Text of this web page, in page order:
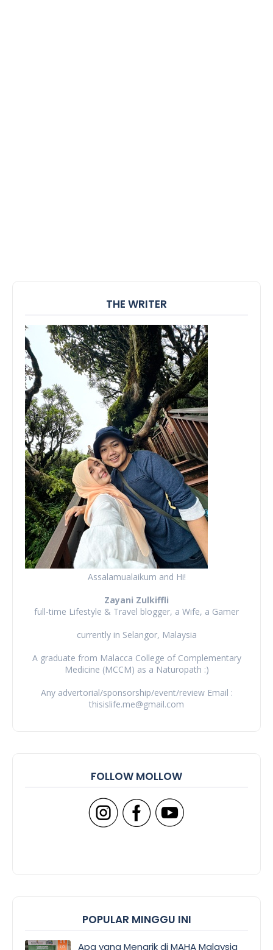
THE WRITER
Assalamualaikum and Hi!
Zayani Zulkiffli
full-time Lifestyle & Travel blogger, a Wife, a Gamer
currently in Selangor, Malaysia
A graduate from Malacca College of Complementary
Medicine (MCCM) as a Naturopath :)
Any advertorial/sponsorship/event/review Email :
thisislife.me@gmail.com
FOLLOW MOLLOW
POPULAR MINGGU INI
Apa yang Menarik di MAHA Malaysia